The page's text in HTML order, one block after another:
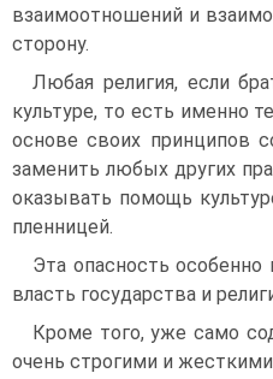
взаимоотношений и
сторону.
Любая религия, если
культуре, то есть именно
основе своих принципов
заменить любых других
оказывать помощь
пленницей.
Эта опасность
власть государства и
Кроме того, уже само
очень строгими и